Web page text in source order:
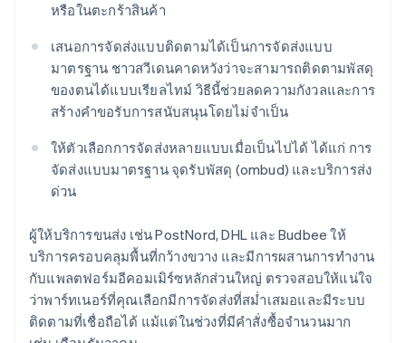
หรือในตะกร้าสินค้า
เสนอการจัดส่งแบบติดตามได้เป็นการจัดส่งแบบ
มาตรฐาน ชาวสวีเดนคาดหวังว่าจะสามารถติดตามพัสดุ
ของตนได้แบบเรียลไทม์ วิธีนี้ช่วยลดความกังวลและการ
สร้างคำขอรับการสนับสนุนโดยไม่จำเป็น
ให้ตัวเลือกการจัดส่งหลายแบบเมื่อเป็นไปได้ ได้แก่ การ
จัดส่งแบบมาตรฐาน จุดรับพัสดุ (ombud) และบริการส่ง
ด่วน
ผู้ให้บริการขนส่ง เช่น PostNord, DHL และ Budbee ให้
บริการครอบคลุมพื้นที่กว้างขวาง และมีการผสานการทำงาน
กับแพลตฟอร์มอีคอมเมิร์ซหลักส่วนใหญ่ ตรวจสอบให้แน่ใจ
ว่าพาร์ทเนอร์ที่คุณเลือกมีการจัดส่งที่สม่ำเสมอและมีระบบ
ติดตามที่เชื่อถือได้ แม้แต่ในช่วงที่มีคำสั่งซื้อจำนวนมาก